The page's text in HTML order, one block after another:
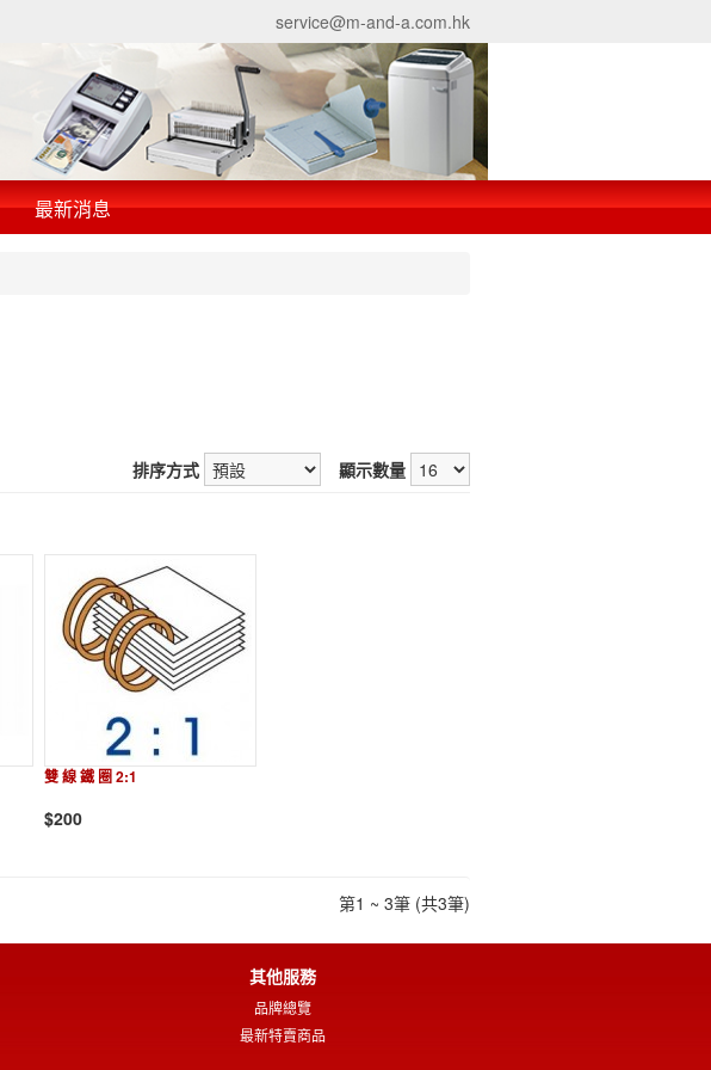
service@m-and-a.com.hk
最新消息
顯示數量
排序方式
雙 線 鐵 圈 2:1
$200
第1 ~ 3筆 (共3筆)
其他服務
品牌總覽
最新特賣商品